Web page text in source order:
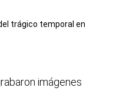
trágico temporal en
imágenes